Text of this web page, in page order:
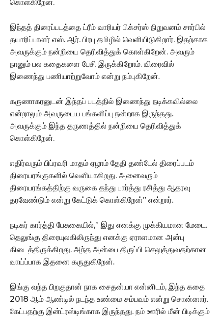
கொள்கிறேன்.
இந்தத் திரைப்படத்தை ட்ரீம் வாரியர் பிக்சர்ஸ் நிறுவனம் சார்பில்
தயாரிப்பாளர் எஸ். ஆர். பிரபு தமிழில் வெளியிடுகிறார். இதற்காக
அவருக்கும் நன்றியை தெரிவித்துக் கொள்கிறேன். அவரும்
நானும் பல கதைகளை பேசி இருக்கிறோம். விரைவில்
இணைந்து பணியாற்றுவோம் என்று நம்புகிறேன்.
கருணாகரனுடன் இந்தப் படத்தில் இணைந்து நடிக்கவில்லை
என்றாலும் அவருடைய பங்களிப்பு நன்றாக இருந்தது.
அவருக்கும் இந்த தருணத்தில் நன்றியை தெரிவித்துக்
கொள்கிறேன்.
எதிர்வரும் பிப்ரவரி மாதம் ஏழாம் தேதி தண்டேல் திரைப்படம்
திரையரங்குகளில் வெளியாகிறது. அனைவரும்
திரையரங்கத்திற்கு வருகை தந்து பார்த்து ரசித்து ஆதரவு
தரவேண்டும் என்று கேட்டுக் கொள்கிறேன்” என்றார்.
நடிகர் கார்த்தி பேசுகையில்,” இது எனக்கு முக்கியமான மேடை.
தெலுங்கு திரையுலகிலிருந்து எனக்கு ஏராளமான அன்பு
கிடைத்திருக்கிறது. அந்த அன்பை திருப்பி செலுத்துவதற்கான
வாய்ப்பாக இதனை கருதுகிறேன்.
இங்கு வந்த பிறகுதான் நாக சைதன்யா என்னிடம், இந்த கதை
2018 ஆம் ஆண்டில் நடந்த உண்மை சம்பவம் என்று சொன்னார்.
கேட்பதற்கு இன்ட்ரஸ்டிங்காக இருந்தது. நம் ஊரில் மீன் பிடிக்கும்